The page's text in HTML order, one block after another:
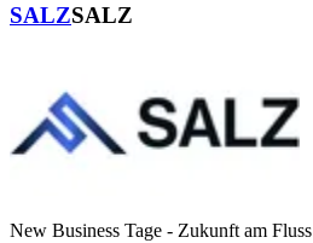
SALZSALZ
New Business Tage - Zukunft am Fluss